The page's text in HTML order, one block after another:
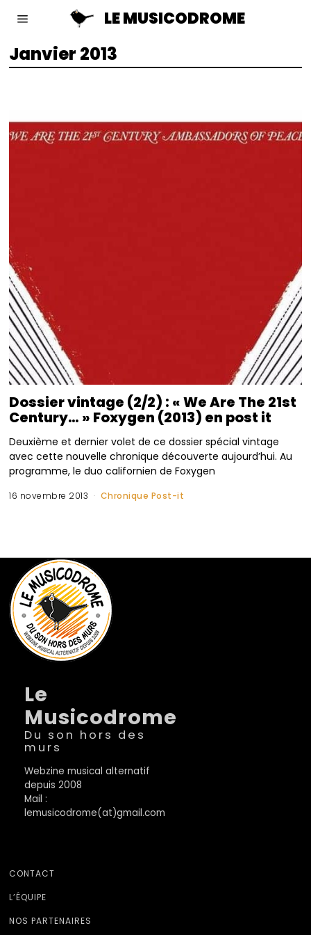
LE MUSICODROME
Janvier 2013
Dossier vintage (2/2) : « We Are The 21st
Century… » Foxygen (2013) en post it
Deuxième et dernier volet de ce dossier spécial vintage
avec cette nouvelle chronique découverte aujourd’hui. Au
programme, le duo californien de Foxygen
16 novembre 2013 Chronique Post-it
Le
Musicodrome
Du son hors des
murs
Webzine musical alternatif
depuis 2008
Mail :
lemusicodrome(at)gmail.com
CONTACT
L’ÉQUIPE
NOS PARTENAIRES